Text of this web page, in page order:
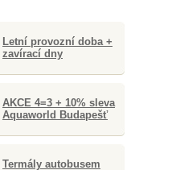
Letní provozní doba +
zavírací dny
AKCE 4=3 + 10% sleva
Aquaworld Budapešť
Termály autobusem